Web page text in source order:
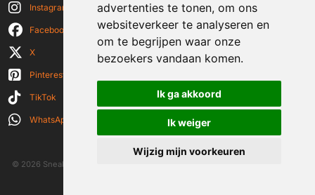
advertenties te tonen, om ons
websiteverkeer te analyseren en
om te begrijpen waar onze
bezoekers vandaan komen.
Ik ga akkoord
Ik weiger
Wijzig mijn voorkeuren
Instagram
Facebook
X
Pinterest
TikTok
WhatsApp
© 2026 Sneakerplaats.nl